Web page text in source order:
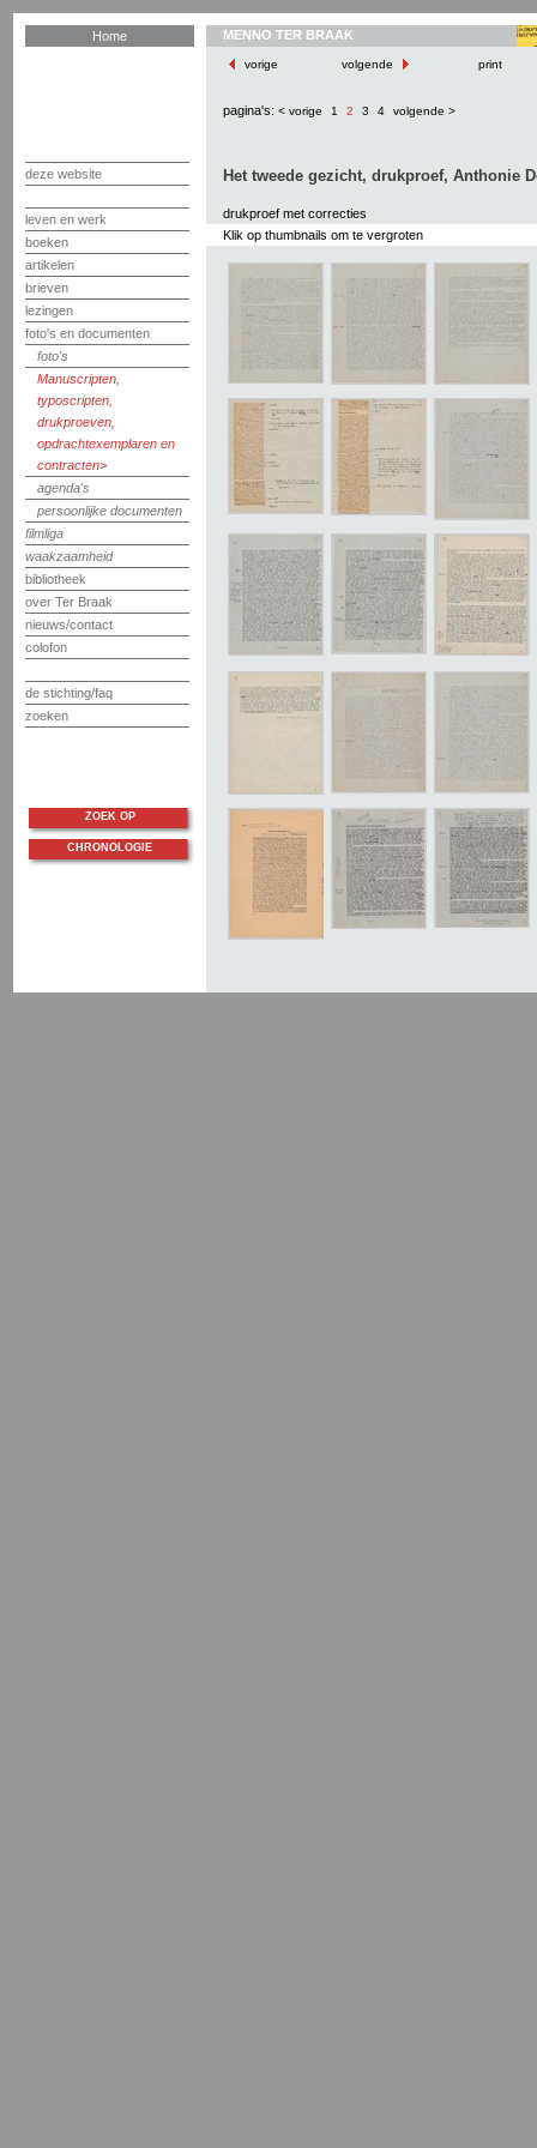
Home
deze website
leven en werk
boeken
artikelen
brieven
lezingen
foto's en documenten
foto's
Manuscripten,
typoscripten,
drukproeven,
opdrachtexemplaren en
contracten
agenda's
persoonlijke documenten
filmliga
waakzaamheid
bibliotheek
over Ter Braak
nieuws/contact
colofon
de stichting/faq
zoeken
MENNO TER BRAAK
vorige volgende print
pagina's: < vorige 1 2 3 4 volgende >
Het tweede gezicht, drukproef, Anthonie
drukproef met correcties
Klik op thumbnails om te vergroten
ZOEK OP
CHRONOLOGIE